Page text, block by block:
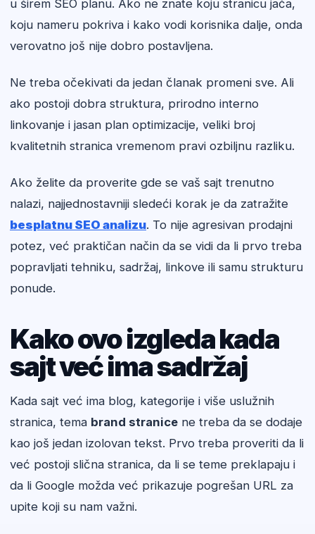
u širem SEO planu. Ako ne znate koju stranicu jača,
koju nameru pokriva i kako vodi korisnika dalje, onda
verovatno još nije dobro postavljena.
Ne treba očekivati da jedan članak promeni sve. Ali
ako postoji dobra struktura, prirodno interno
linkovanje i jasan plan optimizacije, veliki broj
kvalitetnih stranica vremenom pravi ozbiljnu razliku.
Ako želite da proverite gde se vaš sajt trenutno
nalazi, najjednostavniji sledeći korak je da zatražite
besplatnu SEO analizu. To nije agresivan prodajni
potez, već praktičan način da se vidi da li prvo treba
popravljati tehniku, sadržaj, linkove ili samu strukturu
ponude.
Kako ovo izgleda kada
sajt već ima sadržaj
Kada sajt već ima blog, kategorije i više uslužnih
stranica, tema brand stranice ne treba da se dodaje
kao još jedan izolovan tekst. Prvo treba proveriti da li
već postoji slična stranica, da li se teme preklapaju i
da li Google možda već prikazuje pogrešan URL za
upite koji su nam važni.